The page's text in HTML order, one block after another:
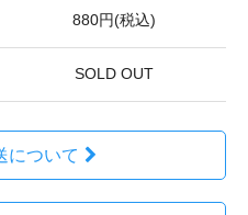
880円(税込)
SOLD OUT
について